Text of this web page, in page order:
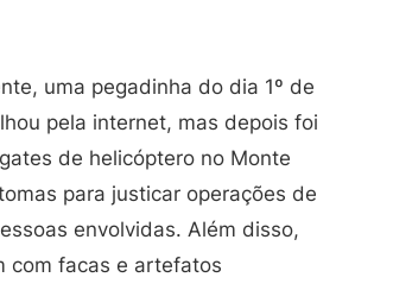
uma pegadinha do dia 1º de
pela internet, mas depois foi
de helicóptero no Monte
para justicar operações de
envolvidas. Além disso,
com facas e artefatos